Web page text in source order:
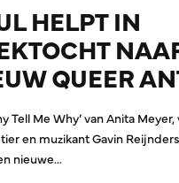
HELPT IN
QUEER
Tell Me Why’ van Anita
en muzikant Gavin
nieuwe…